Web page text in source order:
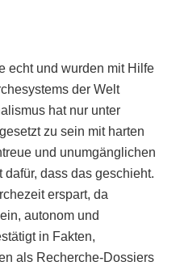
echt und wurden mit Hilfe
der Welt
hat nur unter
zu sein mit harten
und unumgänglichen
dass das geschieht.
erspart, da
autonom und
in Fakten,
als Recherche-Dossiers